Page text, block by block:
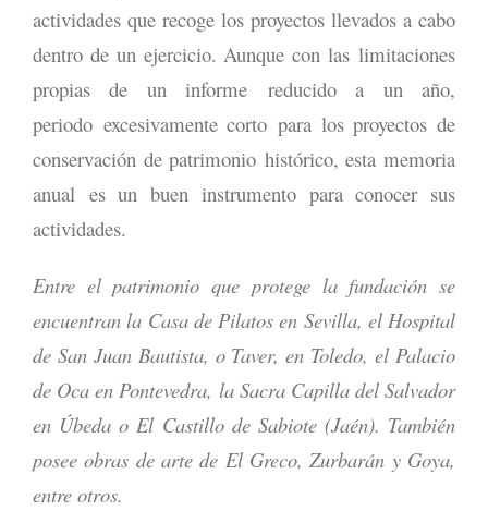
actividades que recoge los proyectos llevados a cabo
dentro de un ejercicio. Aunque con las limitaciones
propias de un informe reducido a un año,
periodo excesivamente corto para los proyectos de
conservación de patrimonio histórico, esta memoria
anual es un buen instrumento para conocer sus
actividades.
Entre el patrimonio que protege la fundación se
encuentran la Casa de Pilatos en Sevilla, el Hospital
de San Juan Bautista, o Taver, en Toledo, el Palacio
de Oca en Pontevedra, la Sacra Capilla del Salvador
en Úbeda o El Castillo de Sabiote (Jaén). También
posee obras de arte de El Greco, Zurbarán y Goya,
entre otros.